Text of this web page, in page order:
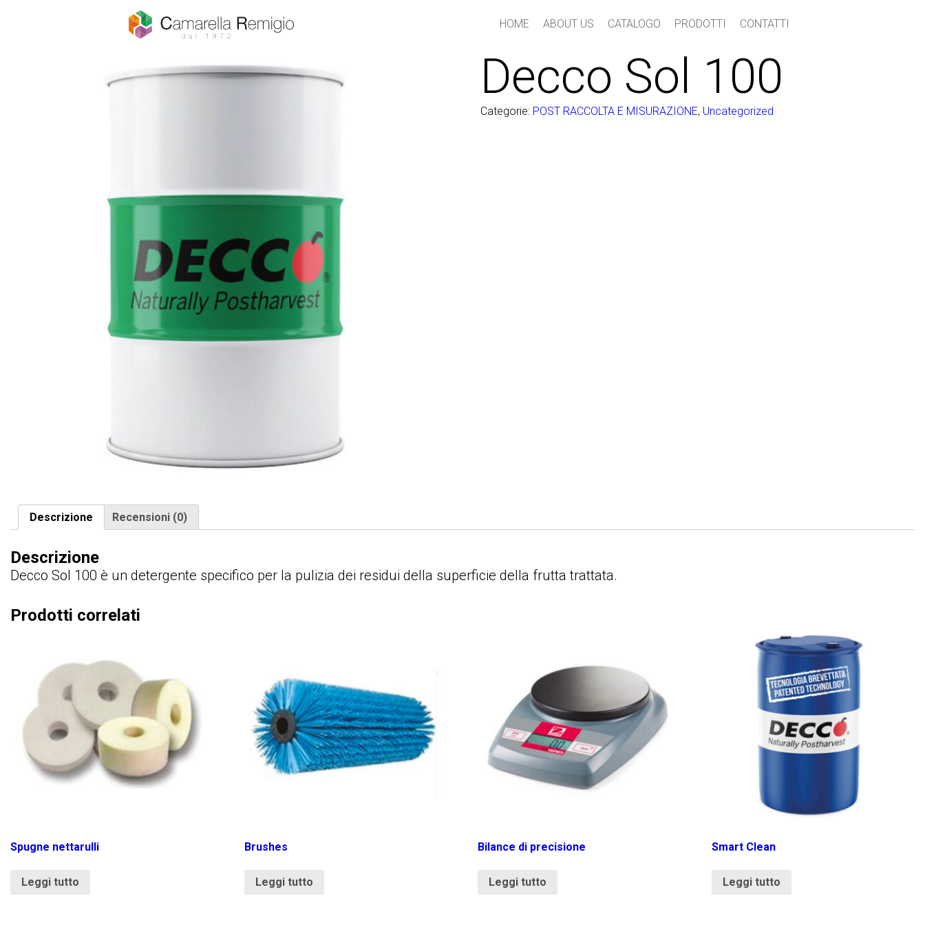
HOME ABOUT US CATALOGO PRODOTTI CONTATTI
Decco Sol 100
Categorie: POST RACCOLTA E MISURAZIONE, Uncategorized
Descrizione Recensioni (0)
Descrizione
Decco Sol 100 è un detergente specifico per la pulizia dei residui della superficie della frutta trattata.
Prodotti correlati
Spugne nettarulli
Leggi tutto
Brushes
Leggi tutto
Bilance di precisione
Leggi tutto
Smart Clean
Leggi tutto